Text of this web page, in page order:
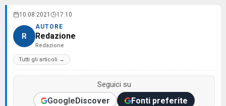
10.08.2021 17:10
R
AUTORE
Redazione
Redazione
Tutti gli articoli →
Seguici su
GoogleDiscover Fonti preferite